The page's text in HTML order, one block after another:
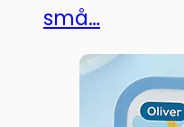
små…